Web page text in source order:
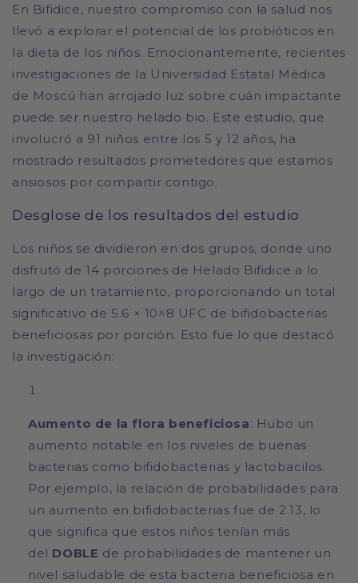
En Bifidice, nuestro compromiso con la salud nos
llevó a explorar el potencial de los probióticos en
la dieta de los niños. Emocionantemente, recientes
investigaciones de la Universidad Estatal Médica
de Moscú han arrojado luz sobre cuán impactante
puede ser nuestro helado bio. Este estudio, que
involucró a 91 niños entre los 5 y 12 años, ha
mostrado resultados prometedores que estamos
ansiosos por compartir contigo.
Desglose de los resultados del estudio
Los niños se dividieron en dos grupos, donde uno
disfrutó de 14 porciones de Helado Bifidice a lo
largo de un tratamiento, proporcionando un total
significativo de 5.6 × 10^8 UFC de bifidobacterias
beneficiosas por porción. Esto fue lo que destacó
la investigación:
Aumento de la flora beneficiosa: Hubo un
aumento notable en los niveles de buenas
bacterias como bifidobacterias y lactobacilos.
Por ejemplo, la relación de probabilidades para
un aumento en bifidobacterias fue de 2.13, lo
que significa que estos niños tenían más
del DOBLE de probabilidades de mantener un
nivel saludable de esta bacteria beneficiosa en